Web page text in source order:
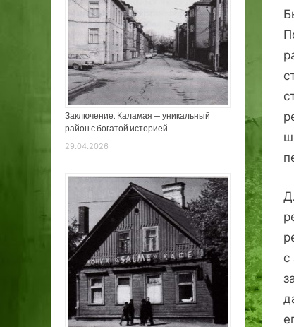
с
Заключение. Каламая — уникальный
район с богатой историей
29.04.2026